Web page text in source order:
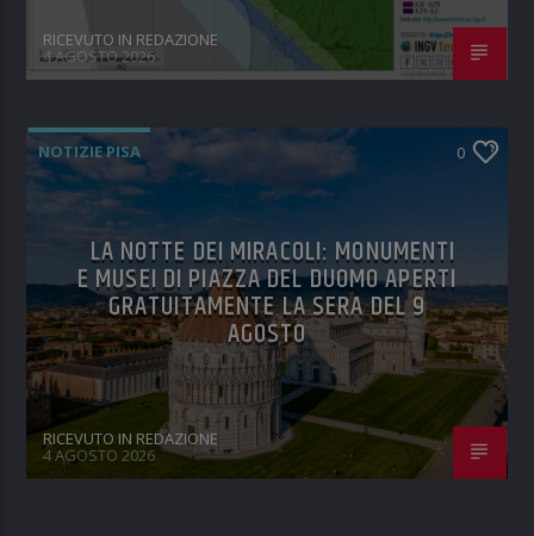
RICEVUTO IN REDAZIONE
4 AGOSTO 2026
NOTIZIE PISA 0
LA NOTTE DEI MIRACOLI: MONUMENTI
E MUSEI DI PIAZZA DEL DUOMO APERTI
GRATUITAMENTE LA SERA DEL 9
AGOSTO
RICEVUTO IN REDAZIONE
4 AGOSTO 2026